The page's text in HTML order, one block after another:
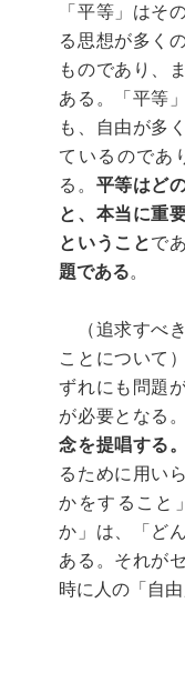
「平等」はそ
る思想が多く
ものであり、
ある。「平等
も、自由が多
ているのであ
る。 平等はど
と、本当に重
ということで
題である。
（追求すべ
ことについて
ずれにも問題
が必要となる。
念を提唱する。
るために用い
かをすること
か」は、「ど
ある。それが
時に人の「自由